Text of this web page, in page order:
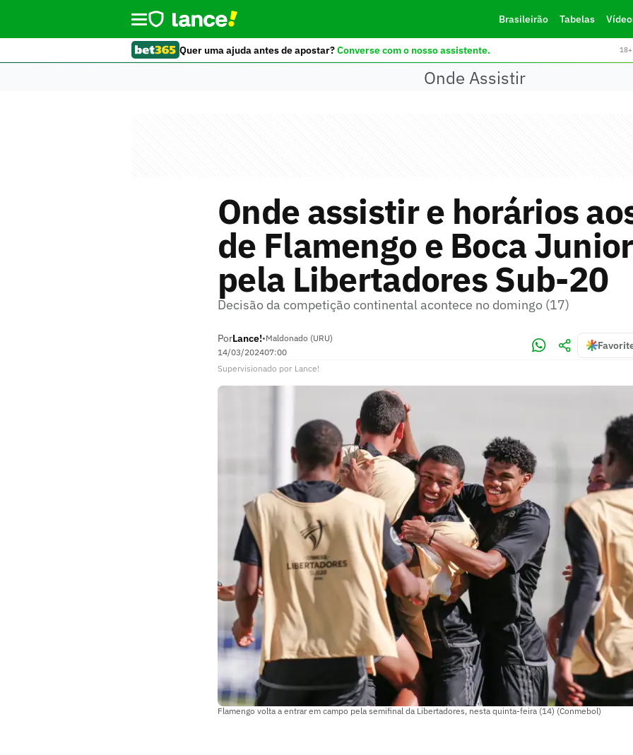
Brasileirão Tabelas
Quer uma ajuda antes de apostar?Converse com o nosso assistente.
Onde Assistir
Onde assistir e horários
de Flamengo e Boca
pela Libertadores Sub-20
Decisão da competição continental acontece no domingo (17)
PorLance!•Maldonado (URU)
14/03/202407:00
Supervisionado por Lance!
Flamengo volta a entrar em campo pela semifinal da Libertadores, nesta quinta-feira (14) (Conmebol)